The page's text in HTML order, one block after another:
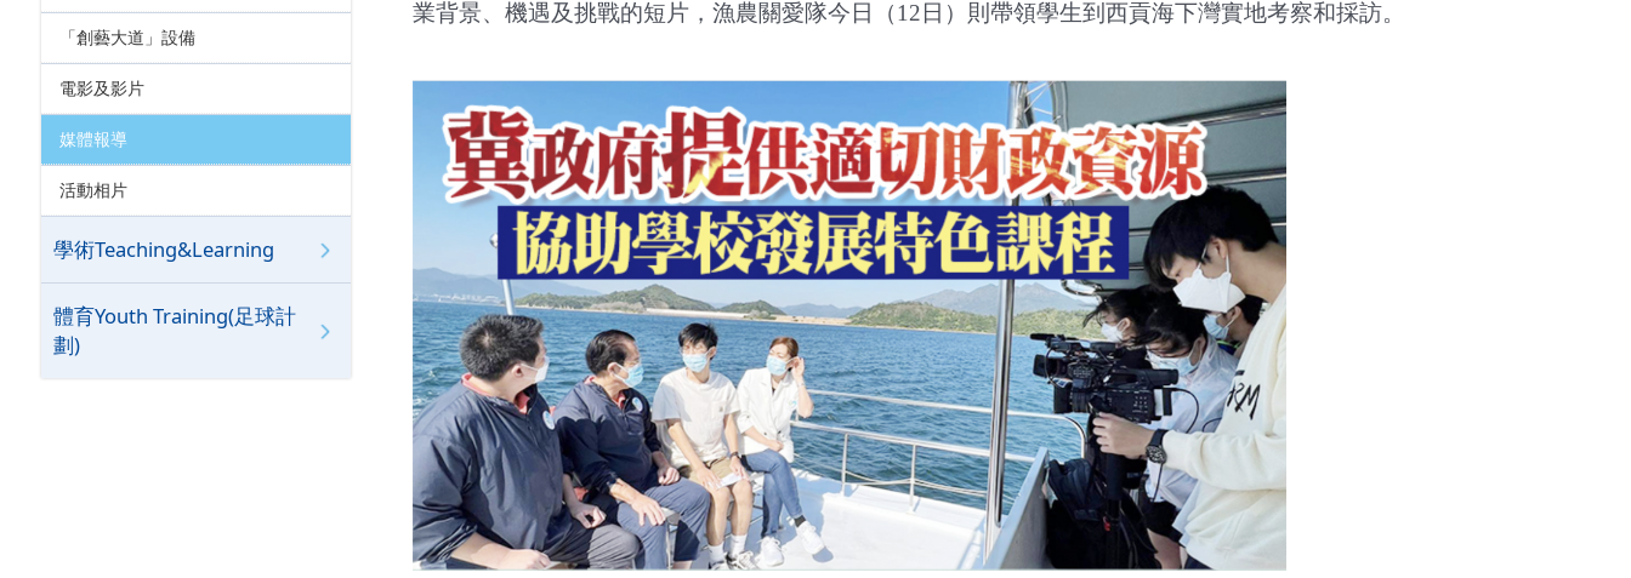
業背景、機遇及挑戰的短片，漁農關愛隊今日（12 日）則帶領學生到西貢海下灣實地考察和採訪。
「創藝大道」設備
電影及影片
媒體報導
活動相片
學術Teaching&Learning
體育Youth Training(足球計
劃)